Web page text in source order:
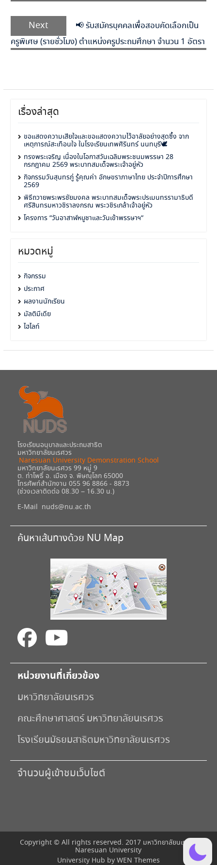
Next
Next
post:
📢 รับสมัครบุคคลเพื่อสอบคัดเลือกเป็น
ครูพิเศษ (รายชั่วโมง) ตำแหน่งครูประถมศึกษา จำนวน 1 อัตรา
เรื่องล่าสุด
ขอแสดงความเสียใจและขอแสดงความไว้อาลัยอย่างสุดซึ้ง จาก
เหตุการณ์สะเทือนใจ ในโรงเรียนเทพศิรินทร์ นนทบุรี🕊️
ทรงพระเจริญ เนื่องในโอกาสวันเฉลิมพระชนมพรรษา 28
กรกฎาคม 2569 พระบาทสมเด็จพระเจ้าอยู่หัว
กิจกรรมวันสุนทรภู่ รู้คุณค่า อักษขราภาษาไทย ประจำปีการศึกษา
2569
พิธีถวายพระพรชัยมงคล พระบาทสมเด็จพระปรเมนทรรามาธิบดี
ศรีสินทรมหาวชิราลงกรณ พระวชิรเกล้าเจ้าอยู่หัว
โครงการ “วันอาสาฬหบูชาและวันเข้าพรรษาฯ“
หมวดหมู่
กิจกรรม
ประกาศ
ผลงานนักเรียน
มัลติมีเดีย
ไฮไลท์
โรงเรียนอนุบาลและประถมสาธิต
มหาวิทยาลัยนเรศวร
Naresuan University Demonstration School
มหาวิทยาลัยนเรศวร 99 หมู่ 9
ต. ท่าโพธิ์ อ. เมือง จ. พิษณุโลก 65000
โทรศัพท์สำนักงาน 055 96 8866 - 8873
(ช่วงเวลาติดต่อ 08.30 – 16.30 น.)
E-Mail nuds@nu.ac.th
ค้นหาเส้นทางด้วย NU Map
หน่วยงานที่เกี่ยวข้อง
มหาวิทยาลัยนเรศวร
คณะศึกษาศาสตร์ มหาวิทยาลัยนเรศวร
โรงเรียนมัธยมสาธิตมหาวิทยาลัยนเรศวร
จำนวนผู้เข้าชมเว็บไซต์
Copyright © All rights reserved. 2017 มหาวิทยาลัยนเรศวร
Naresuan University
University Hub by WEN Themes